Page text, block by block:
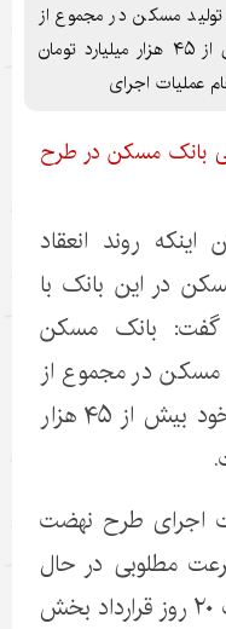
مسکن در مجموع از
محل آورده متقاضیان و منابع خود بیش از ۴۵ هزار میلیارد تومان
عملیات اجرای
روند انعقاد
در این بانک با
گفت: بانک مسکن
مسکن در مجموع از
محل آورده متقاضیان و منابع خود بیش از ۴۵ هزار
اجرای طرح نهضت
مطلوبی در حال
طی شدن است، گفت: طی مدت ۲۰ روز قرارداد بخش